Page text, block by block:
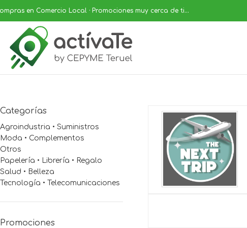
en Comercio Local · Promociones muy cerca de ti...
Categorías
Agroindustria • Suministros
Moda • Complementos
Otros
Papelería • Librería • Regalo
Salud • Belleza
Tecnología • Telecomunicaciones
Promociones